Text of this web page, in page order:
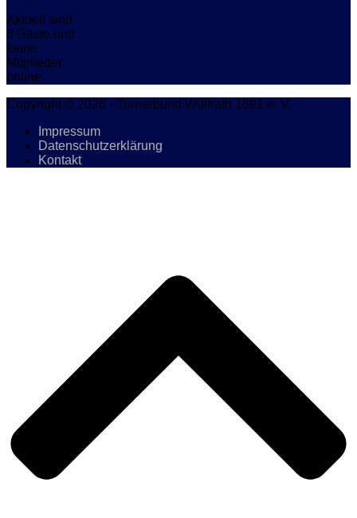
Aktuell sind
8 Gäste und
keine
Mitglieder
online
Copyright © 2026 - Turnerbund Wülfrath 1891 e. V.
Impressum
Datenschutzerklärung
Kontakt